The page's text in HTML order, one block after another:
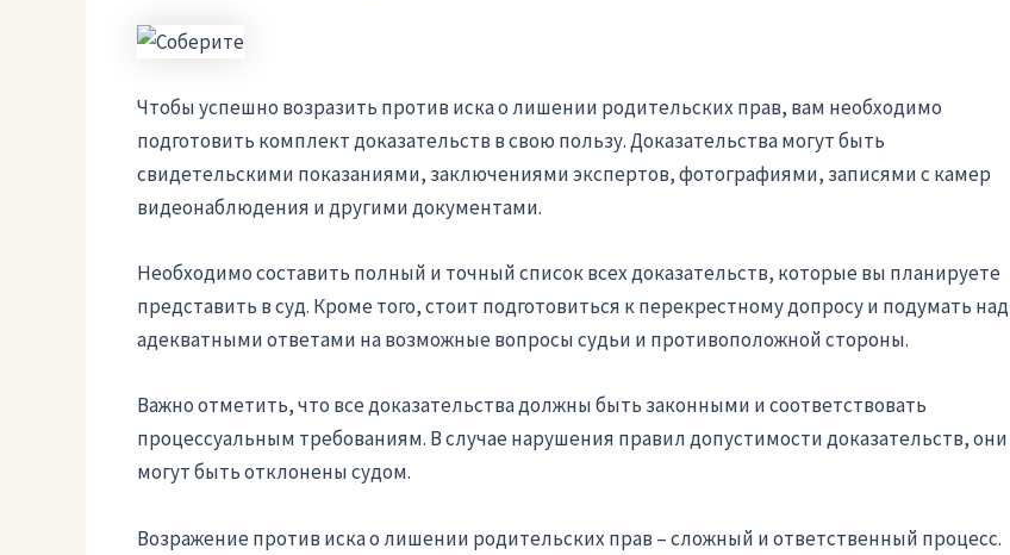
Чтобы успешно возразить против иска о лишении родительских прав, вам необходимо
подготовить комплект доказательств в свою пользу. Доказательства могут быть
свидетельскими показаниями, заключениями экспертов, фотографиями, записями с камер
видеонаблюдения и другими документами.
Необходимо составить полный и точный список всех доказательств, которые вы планируете
представить в суд. Кроме того, стоит подготовиться к перекрестному допросу и подумать над
адекватными ответами на возможные вопросы судьи и противоположной стороны.
Важно отметить, что все доказательства должны быть законными и соответствовать
процессуальным требованиям. В случае нарушения правил допустимости доказательств, они
могут быть отклонены судом.
Возражение против иска о лишении родительских прав – сложный и ответственный процесс.